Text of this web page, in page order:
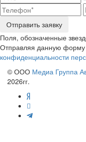
Отправить заявку
Поля, обозначенные
Отправляя данную форму
конфиденциальности
© ООО Медиа Группа
2026гг.